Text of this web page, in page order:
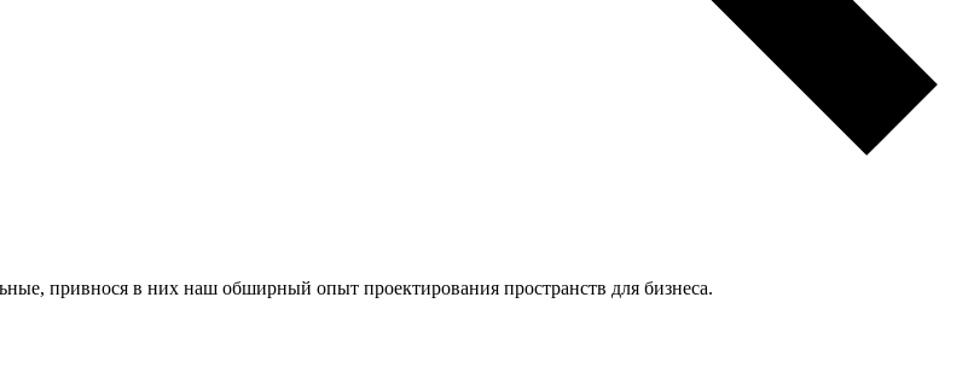
привнося в них наш обширный опыт проектирования пространств для бизнеса.